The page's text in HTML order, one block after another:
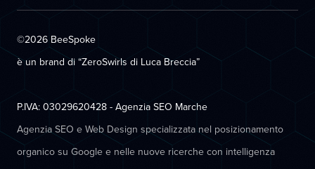
©2026 BeeSpoke
è un brand di “ZeroSwirls di Luca Breccia”
P.IVA: 03029620428 - Agenzia SEO Marche
Agenzia SEO e Web Design specializzata nel posizionamento
organico su Google e nelle nuove ricerche con intelligenza